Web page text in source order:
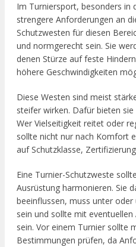
Im Turniersport, besonders in
strengere Anforderungen an
Schutzwesten für diesen
und normgerecht sein. Sie
denen Stürze auf feste
höhere Geschwindigkeiten
Diese Westen sind meist
steifer wirken. Dafür bieten
Wer Vielseitigkeit reitet oder
sollte nicht nur nach Komfort
auf Schutzklasse,
Eine Turnier-Schutzweste
Ausrüstung harmonieren. Sie
beeinflussen, muss unter
sein und sollte mit
sein. Vor einem Turnier sollte
Bestimmungen prüfen, da